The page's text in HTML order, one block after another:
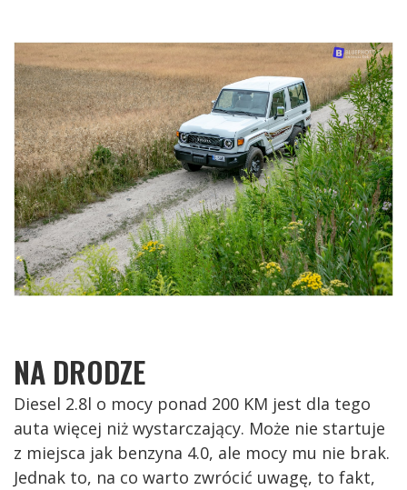
NA DRODZE
Diesel 2.8l o mocy ponad 200 KM jest dla tego
auta więcej niż wystarczający. Może nie startuje
z miejsca jak benzyna 4.0, ale mocy mu nie brak.
Jednak to, na co warto zwrócić uwagę, to fakt,